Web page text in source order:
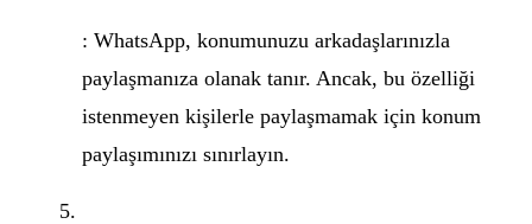
: WhatsApp, konumunuzu arkadaşlarınızla
paylaşmanıza olanak tanır. Ancak, bu özelliği
istenmeyen kişilerle paylaşmamak için konum
paylaşımınızı sınırlayın.